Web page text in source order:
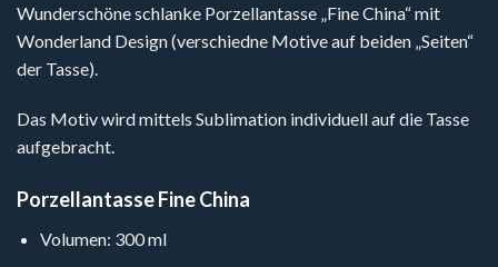
Wunderschöne schlanke Porzellantasse „Fine China“ mit
Wonderland Design (verschiedne Motive auf beiden „Seiten“
der Tasse).
Das Motiv wird mittels Sublimation individuell auf die Tasse
aufgebracht.
Porzellantasse Fine China
Volumen: 300 ml